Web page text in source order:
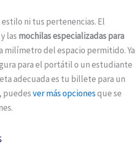
ni tus pertenencias. El
las mochilas especializadas para
milímetro del espacio permitido. Ya
para el portátil o un estudiante
adecuada es tu billete para un
puedesver más opcionesque se